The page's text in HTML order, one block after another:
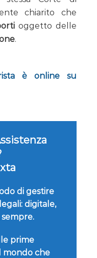
chiarito che
oggetto delle
.
è online su
di gestire
digitale,
prime
mondo che